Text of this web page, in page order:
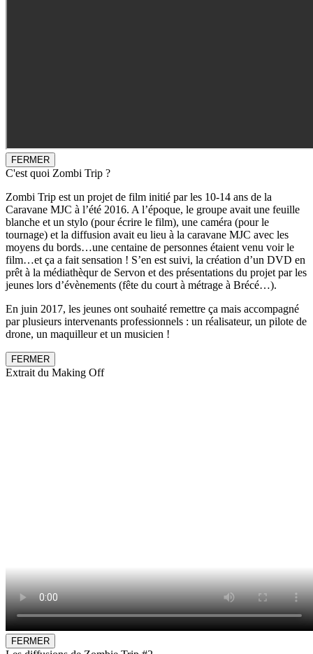
FERMER
C'est quoi Zombi Trip ?
Zombi Trip est un projet de film initié par les 10-14 ans de la
Caravane MJC à l’été 2016. A l’époque, le groupe avait une feuille
blanche et un stylo (pour écrire le film), une caméra (pour le
tournage) et la diffusion avait eu lieu à la caravane MJC avec les
moyens du bords…une centaine de personnes étaient venu voir le
film…et ça a fait sensation ! S’en est suivi, la création d’un DVD en
prêt à la médiathèqur de Servon et des présentations du projet par les
jeunes lors d’évènements (fête du court à métrage à Brécé…).
En juin 2017, les jeunes ont souhaité remettre ça mais accompagné
par plusieurs intervenants professionnels : un réalisateur, un pilote de
drone, un maquilleur et un musicien !
FERMER
Extrait du Making Off
FERMER